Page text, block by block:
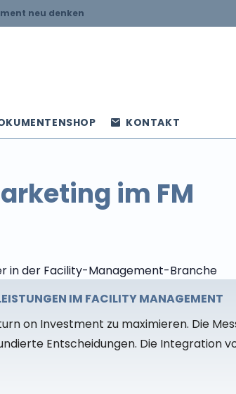
neu denken
KONTAKT
im FM
IM FACILITY MANAGEMENT
on Investment zu maximieren. Die
Entscheidungen. Die Integration